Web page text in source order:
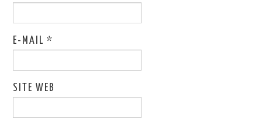
E-MAIL*
SITE WEB